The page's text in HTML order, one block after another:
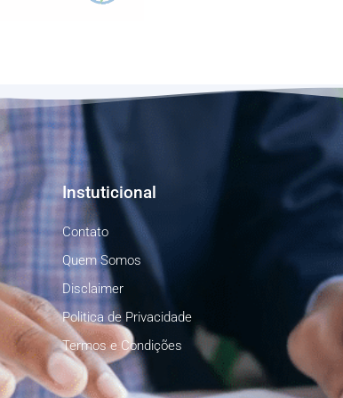
Instuticional
Contato
Quem Somos
Disclaimer
Politica de Privacidade
Termos e Condições